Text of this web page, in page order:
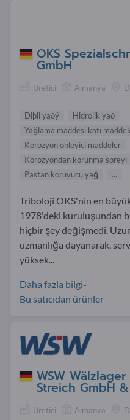
OKS
GmbH
Üretici Almanya
Diþli yaðý
Hidrolik yað
Yağlama maddesi katı
Korozyon önleyici maddeler
Korozyondan korunma spreyi
Pastan koruyucu yağ
...
Triboloji OKS'nin en
1978'deki kuruluşundan
hiçbir şey değişmedi.
uzmanlığa dayanarak,
yüksek...
Daha fazla bilgi-
Bu satıcıdan ürünler
WSW
Streich GmbH
Üretici Almanya